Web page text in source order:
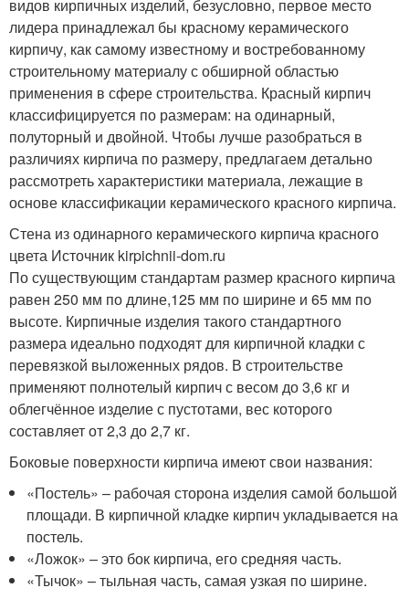
видов кирпичных изделий, безусловно, первое место
лидера принадлежал бы красному керамического
кирпичу, как самому известному и востребованному
строительному материалу с обширной областью
применения в сфере строительства. Красный кирпич
классифицируется по размерам: на одинарный,
полуторный и двойной. Чтобы лучше разобраться в
различиях кирпича по размеру, предлагаем детально
рассмотреть характеристики материала, лежащие в
основе классификации керамического красного кирпича.
Стена из одинарного керамического кирпича красного
цвета Источник kirpichnii-dom.ru
По существующим стандартам размер красного кирпича
равен 250 мм по длине,125 мм по ширине и 65 мм по
высоте. Кирпичные изделия такого стандартного
размера идеально подходят для кирпичной кладки с
перевязкой выложенных рядов. В строительстве
применяют полнотелый кирпич с весом до 3,6 кг и
облегчённое изделие с пустотами, вес которого
составляет от 2,3 до 2,7 кг.
Боковые поверхности кирпича имеют свои названия:
«Постель» – рабочая сторона изделия самой большой
площади. В кирпичной кладке кирпич укладывается на
постель.
«Ложок» – это бок кирпича, его средняя часть.
«Тычок» – тыльная часть, самая узкая по ширине.